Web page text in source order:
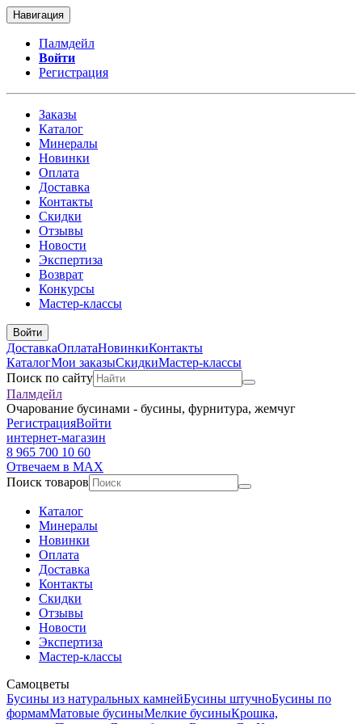
Навигация
Палмдейл
Войти
Регистрация
Заказы
Каталог
Минералы
Новинки
Оплата
Доставка
Контакты
Скидки
Отзывы
Новости
Экспертиза
Возврат
Конкурсы
Мастер-классы
Войти
ДоставкаОплатаНовинкиКонтакты
КаталогМои заказыСкидкиМастер-классы
Поиск по сайту
Палмдейл
Очарование бусинами - бусины, фурнитура, жемчуг
РегистрацияВойти
интернет-магазин
8 965 700 10 60
Отвечаем в MAX
Поиск товаров
Каталог
Минералы
Новинки
Оплата
Доставка
Контакты
Скидки
Отзывы
Новости
Экспертиза
Мастер-классы
Самоцветы
Бусины из натуральных камнейБусины штучноБусины по
формамМатовые бусиныМелкие бусиныКрошка,